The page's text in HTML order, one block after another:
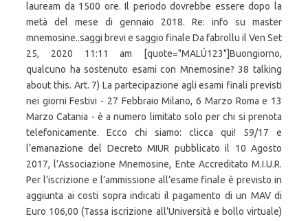
lauream da 1500 ore. Il periodo dovrebbe essere dopo la
metà del mese di gennaio 2018. Re: info su master
mnemosine..saggi brevi e saggio finale Da fabrollu il Ven Set
25, 2020 11:11 am [quote="MALÚ123"]Buongiorno,
qualcuno ha sostenuto esami con Mnemosine? 38 talking
about this. Art. 7) La partecipazione agli esami finali previsti
nei giorni Festivi - 27 Febbraio Milano, 6 Marzo Roma e 13
Marzo Catania - è a numero limitato solo per chi si prenota
telefonicamente. Ecco chi siamo: clicca qui! 59/17 e
l’emanazione del Decreto MIUR pubblicato il 10 Agosto
2017, l’Associazione Mnemosine, Ente Accreditato M.I.U.R.
Per l’iscrizione e l’ammissione all’esame finale è previsto in
aggiunta ai costi sopra indicati il pagamento di un MAV di
Euro 106,00 (Tassa iscrizione all’Università e bollo virtuale)